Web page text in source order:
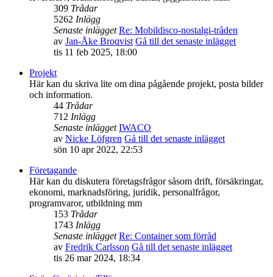
309 Trådar
5262 Inlägg
Senaste inlägget Re: Mobildisco-nostalgi-tråden
av Jan-Åke Broqvist Gå till det senaste inlägget
tis 11 feb 2025, 18:00
Projekt
Här kan du skriva lite om dina pågående projekt, posta bilder
och information.
44 Trådar
712 Inlägg
Senaste inlägget IWACO
av Nicke Löfgren Gå till det senaste inlägget
sön 10 apr 2022, 22:53
Företagande
Här kan du diskutera företagsfrågor såsom drift, försäkringar,
ekonomi, marknadsföring, juridik, personalfrågor,
programvaror, utbildning mm
153 Trådar
1743 Inlägg
Senaste inlägget Re: Container som förråd
av Fredrik Carlsson Gå till det senaste inlägget
tis 26 mar 2024, 18:34